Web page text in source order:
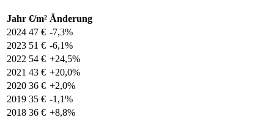
Jahr €/m² Änderung
2024 47 € -7,3%
2023 51 € -6,1%
2022 54 € +24,5%
2021 43 € +20,0%
2020 36 € +2,0%
2019 35 € -1,1%
2018 36 € +8,8%